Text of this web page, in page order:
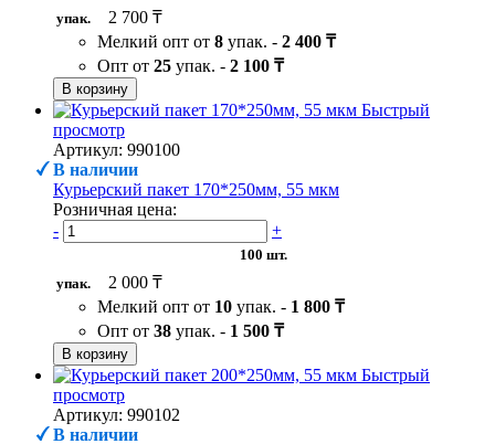
упак.
2 700 ₸
Мелкий опт от 8 упак. - 2 400 ₸
Опт от 25 упак. - 2 100 ₸
В корзину
Быстрый
просмотр
Артикул: 990100
В наличии
Курьерский пакет 170*250мм, 55 мкм
Розничная цена:
-
+
100 шт.
упак.
2 000 ₸
Мелкий опт от 10 упак. - 1 800 ₸
Опт от 38 упак. - 1 500 ₸
В корзину
Быстрый
просмотр
Артикул: 990102
В наличии